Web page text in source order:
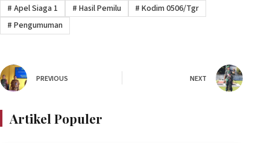
# Apel Siaga 1 # Hasil Pemilu # Kodim 0506/Tgr
# Pengumuman
PREVIOUS NEXT
Artikel Populer